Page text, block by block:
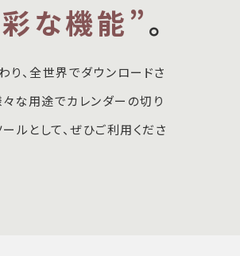
な機能”。
り、全世界でダウンロードさ
な用途でカレンダーの切り
ルとして、ぜひご利用くださ